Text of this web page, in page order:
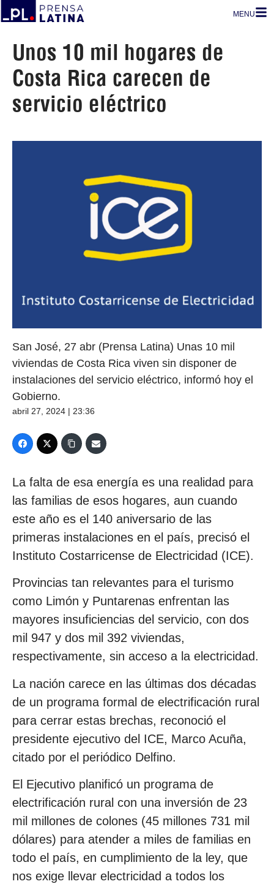
MENU
Unos 10 mil hogares de
Costa Rica carecen de
servicio eléctrico
San José, 27 abr (Prensa Latina) Unas 10 mil
viviendas de Costa Rica viven sin disponer de
instalaciones del servicio eléctrico, informó hoy el
Gobierno.
abril 27, 2024 | 23:36
La falta de esa energía es una realidad para
las familias de esos hogares, aun cuando
este año es el 140 aniversario de las
primeras instalaciones en el país, precisó el
Instituto Costarricense de Electricidad (ICE).
Provincias tan relevantes para el turismo
como Limón y Puntarenas enfrentan las
mayores insuficiencias del servicio, con dos
mil 947 y dos mil 392 viviendas,
respectivamente, sin acceso a la electricidad.
La nación carece en las últimas dos décadas
de un programa formal de electrificación rural
para cerrar estas brechas, reconoció el
presidente ejecutivo del ICE, Marco Acuña,
citado por el periódico Delfino.
El Ejecutivo planificó un programa de
electrificación rural con una inversión de 23
mil millones de colones (45 millones 731 mil
dólares) para atender a miles de familias en
todo el país, en cumplimiento de la ley, que
nos exige llevar electricidad a todos los